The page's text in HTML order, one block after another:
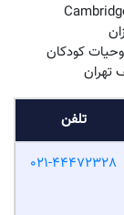
کودکان
تهران
تلفن
021-44472328